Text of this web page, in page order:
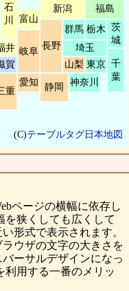
石
川
新潟
福島
富山
長野
群馬 栃木 茨
城
岐阜
井
埼玉
千
葉
賀 山梨 東京
重
愛知 静岡
神奈川
(C)テーブルタグ日本地図
ページの横幅に依存し
を狭くしても広くして
形式で表示されます。
ウザの文字の大きさを
ーサルデザインになっ
利用する一番のメリッ